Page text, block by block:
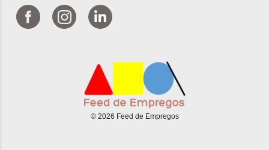
© 2026 Feed de Empregos